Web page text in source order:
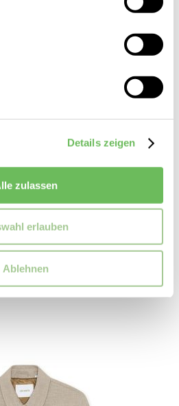
Details zeigen
zulassen
erlauben
Ablehnen